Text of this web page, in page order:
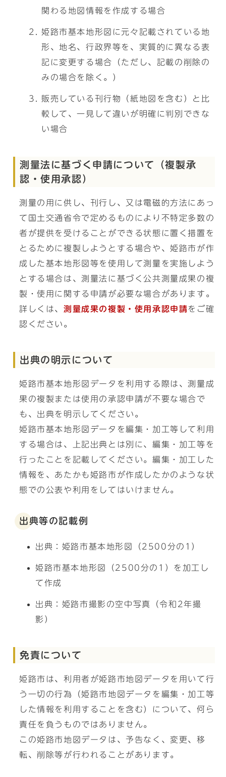
関わる地図情報を作成する場合
姫路市基本地形図に元々記載されている地
形、地名、行政界等を、実質的に異なる表
記に変更する場合（ただし、記載の削除の
みの場合を除く。）
販売している刊行物（紙地図を含む）と比
較して、一見して違いが明確に判別できな
い場合
測量法に基づく申請について（複製承
認・使用承認）
測量の用に供し、刊行し、又は電磁的方法にあっ
て国土交通省令で定めるものにより不特定多数の
者が提供を受けることができる状態に置く措置を
とるために複製しようとする場合や、姫路市が作
成した基本地形図等を使用して測量を実施しよう
とする場合は、測量法に基づく公共測量成果の複
製・使用に関する申請が必要な場合があります。
詳しくは、 測量成果の複製・使用承認申請をご確
認ください。
出典の明示について
姫路市基本地形図データを利用する際は、測量成
果の複製または使用の承認申請が不要な場合で
も、出典を明示してください。
姫路市基本地形図データを編集・加工等して利用
する場合は、上記出典とは別に、編集・加工等を
行ったことを記載してください。編集・加工した
情報を、あたかも姫路市が作成したかのような状
態での公表や利用をしてはいけません。
出典等の記載例
出典：姫路市基本地形図（2500分の1）
姫路市基本地形図（2500分の1）を加工し
て作成
出典：姫路市撮影の空中写真（令和2年撮
影）
免責について
姫路市は、利用者が姫路市地図データを用いて行
う一切の行為（姫路市地図データを編集・加工等
した情報を利用することを含む）について、何ら
責任を負うものではありません。
この姫路市地図データは、予告なく、変更、移
転、削除等が行われることがあります。